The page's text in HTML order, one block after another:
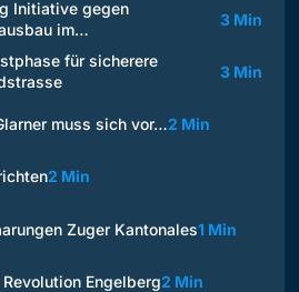
Initiative gegen
im…
3 Min
für sicherere
3 Min
muss sich vor…2 Min
2 Min
Zuger Kantonales1 Min
Engelberg2 Min